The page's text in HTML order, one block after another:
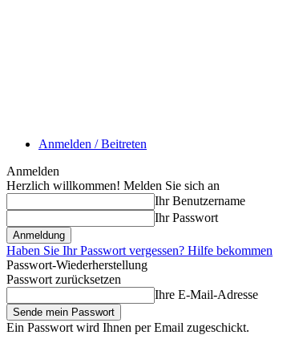
Anmelden / Beitreten
Anmelden
Herzlich willkommen! Melden Sie sich an
Ihr Benutzername
Ihr Passwort
Haben Sie Ihr Passwort vergessen? Hilfe bekommen
Passwort-Wiederherstellung
Passwort zurücksetzen
Ihre E-Mail-Adresse
Ein Passwort wird Ihnen per Email zugeschickt.